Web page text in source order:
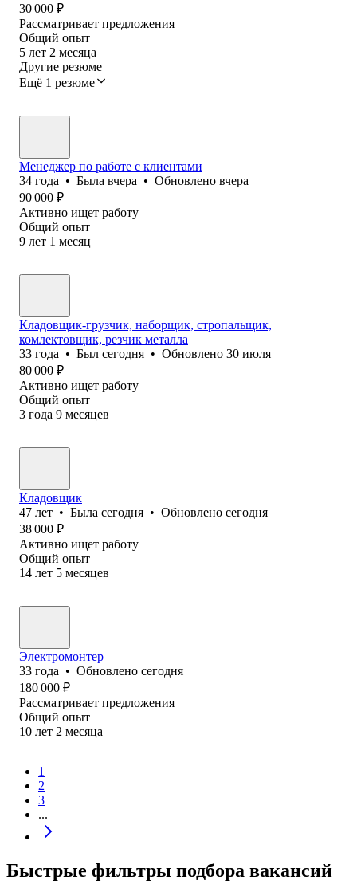
30 000 ₽
Рассматривает предложения
Общий опыт
5 лет 2 месяца
Другие резюме
Ещё 1 резюме
Менеджер по работе с клиентами
34 года • Была вчера • Обновлено вчера
90 000 ₽
Активно ищет работу
Общий опыт
9 лет 1 месяц
Кладовщик-грузчик, наборщик, стропальщик,
комлектовщик, резчик металла
33 года • Был сегодня • Обновлено 30 июля
80 000 ₽
Активно ищет работу
Общий опыт
3 года 9 месяцев
Кладовщик
47 лет • Была сегодня • Обновлено сегодня
38 000 ₽
Активно ищет работу
Общий опыт
14 лет 5 месяцев
Электромонтер
33 года • Обновлено сегодня
180 000 ₽
Рассматривает предложения
Общий опыт
10 лет 2 месяца
1
2
3
...
Быстрые фильтры подбора вакансий